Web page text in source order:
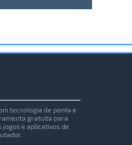
tecnologia de ponta e
gratuita para
e aplicativos de